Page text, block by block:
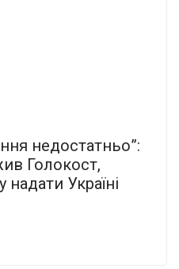
недостатньо”:
Голокост,
Україні